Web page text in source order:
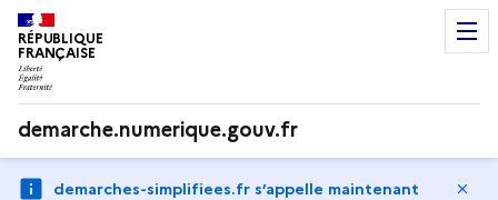
RÉPUBLIQUE
FRANÇAISE
demarche.numerique.gouv.fr
demarches-simplifiees.fr s’appelle maintenant